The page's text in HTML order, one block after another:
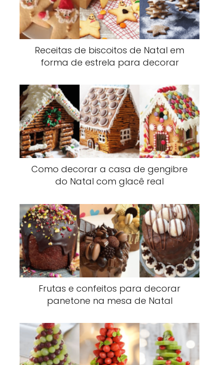
Receitas de biscoitos de Natal em
forma de estrela para decorar
Como decorar a casa de gengibre
do Natal com glacê real
Frutas e confeitos para decorar
panetone na mesa de Natal